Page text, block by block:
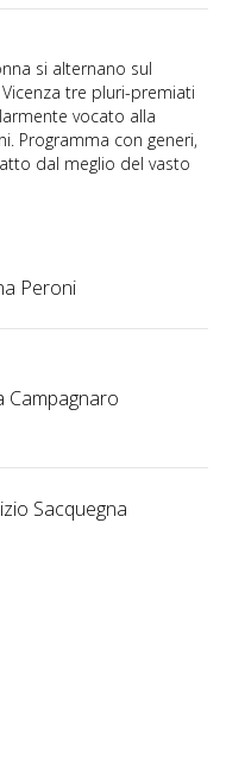
si alternano sul
tre pluri-premiati
vocato alla
Programma con generi,
dal meglio del vasto
Peroni
Campagnaro
Sacquegna